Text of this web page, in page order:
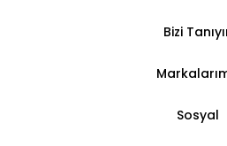
Bizi
Sosyal